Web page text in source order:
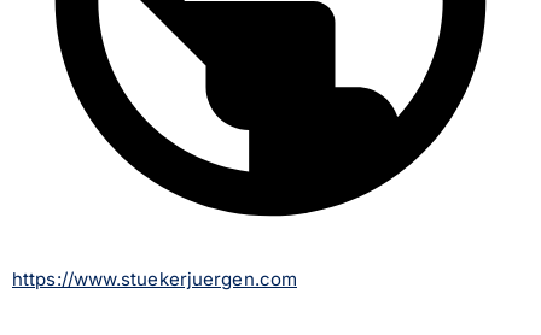
https://www.stuekerjuergen.com